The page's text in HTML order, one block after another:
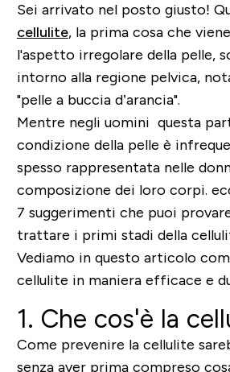
Sei arrivato nel posto giusto!
cellulite, la prima cosa che
l'aspetto irregolare della pelle,
intorno alla regione pelvica,
"pelle a buccia d’arancia".
Mentre negli uomini questa
condizione della pelle è
spesso rappresentata nelle
composizione dei loro corpi.
7 suggerimenti che puoi
trattare i primi stadi della
Vediamo in questo articolo
cellulite in maniera efficace e
1. Che cos'è la
Come prevenire la cellulite
senza aver prima compreso